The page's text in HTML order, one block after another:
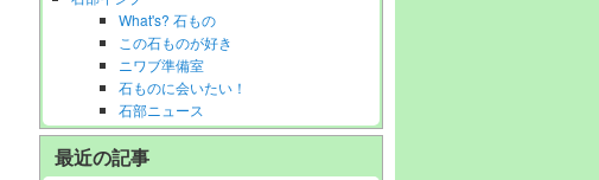
What's? 石もの
この石ものが好き
ニワブ準備室
石ものに会いたい！
石部ニュース
最近の記事